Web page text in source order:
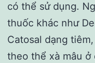
có thể sử dụng.
thuốc khác như
Catosal dạng
theo thể xà mâu ở